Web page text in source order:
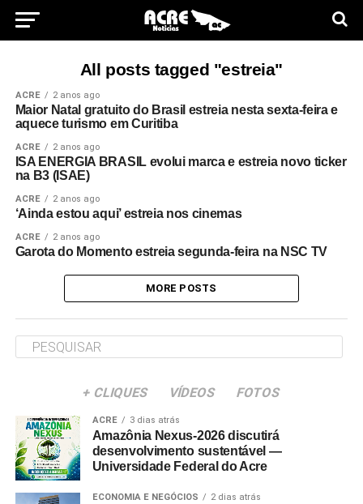
All posts tagged "estreia"
ACRE 2 anos ago
Maior Natal gratuito do Brasil estreia nesta sexta-feira e
aquece turismo em Curitiba
ACRE 2 anos ago
ISA ENERGIA BRASIL evolui marca e estreia novo ticker
na B3 (ISAE)
ACRE 2 anos ago
‘Ainda estou aqui’ estreia nos cinemas
ACRE 2 anos ago
Garota do Momento estreia segunda-feira na NSC TV
MORE POSTS
+ CLIQUES VÍDEOS FOTOS
ACRE 3 dias atrás
Amazônia Nexus-2026 discutirá
desenvolvimento sustentável —
Universidade Federal do Acre
ECONOMIA E NEGÓCIOS 2 dias atrás